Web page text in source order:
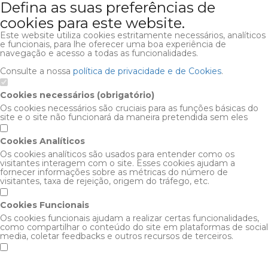
Defina as suas preferências de
cookies para este website.
Este website utiliza cookies estritamente necessários, analíticos
e funcionais, para lhe oferecer uma boa experiência de
navegação e acesso a todas as funcionalidades.
Consulte a nossa política de privacidade e de Cookies.
Cookies necessários (obrigatório)
Os cookies necessários são cruciais para as funções básicas do
site e o site não funcionará da maneira pretendida sem eles
Cookies Analíticos
Os cookies analíticos são usados para entender como os
visitantes interagem com o site. Esses cookies ajudam a
fornecer informações sobre as métricas do número de
visitantes, taxa de rejeição, origem do tráfego, etc.
Cookies Funcionais
Os cookies funcionais ajudam a realizar certas funcionalidades,
como compartilhar o conteúdo do site em plataformas de social
media, coletar feedbacks e outros recursos de terceiros.